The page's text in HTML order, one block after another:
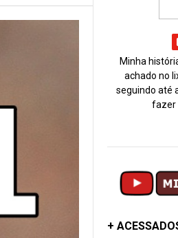
Minha
achado no
seguindo até
fazer
+